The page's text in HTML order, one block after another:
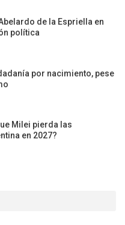
de la Espriella en
política
por nacimiento, pese
Milei pierda las
en 2027?